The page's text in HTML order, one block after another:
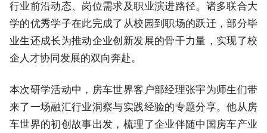
行业前沿动态、岗位需求及职业演进路径。诸多联合大
学的优秀学子在此完成了从校园到职场的跃迁，部分毕
业生还成长为推动企业创新发展的骨干力量，实现了校
企人才协同发展的双向奔赴。
本次研学活动中，房车世界客户部经理张宇为师生们带
来了一场融汇行业洞察与实践经验的专题分享。他从房
车世界的初创故事出发，梳理了企业伴随中国房车产业